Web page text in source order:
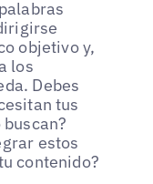
objetivo y,
los
Debes
tus
estos
contenido?